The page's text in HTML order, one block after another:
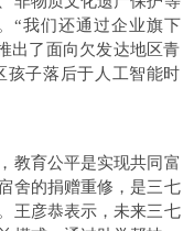
“我们还通过企业旗下
出了面向欠发达地区青
孩子落后于人工智能时
教育公平是实现共同富
舍的捐赠重修，是三七
王彦恭表示，未来三七